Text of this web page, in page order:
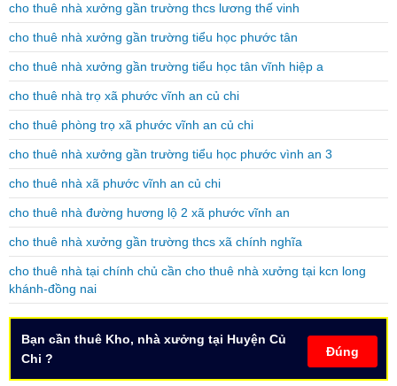
cho thuê nhà xưởng gần trường thcs lương thế vinh
cho thuê nhà xưởng gần trường tiểu học phước tân
cho thuê nhà xưởng gần trường tiểu học tân vĩnh hiệp a
cho thuê nhà trọ xã phước vĩnh an củ chi
cho thuê phòng trọ xã phước vĩnh an củ chi
cho thuê nhà xưởng gần trường tiểu học phước vình an 3
cho thuê nhà xã phước vĩnh an củ chi
cho thuê nhà đường hương lộ 2 xã phước vĩnh an
cho thuê nhà xưởng gần trường thcs xã chính nghĩa
cho thuê nhà tại chính chủ cần cho thuê nhà xưởng tại kcn long
khánh-đồng nai
Đúng
Bạn cần thuê Kho, nhà xưởng tại Huyện Củ
Chi ?